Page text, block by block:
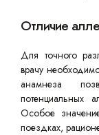
Отличие
Для точного
врачу
анамнеза
потенциальных
Особое
поездках,